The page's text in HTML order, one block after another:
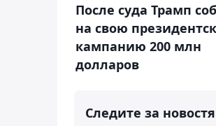
После суда Трамп
на свою
кампанию 200 млн
долларов
Следите за